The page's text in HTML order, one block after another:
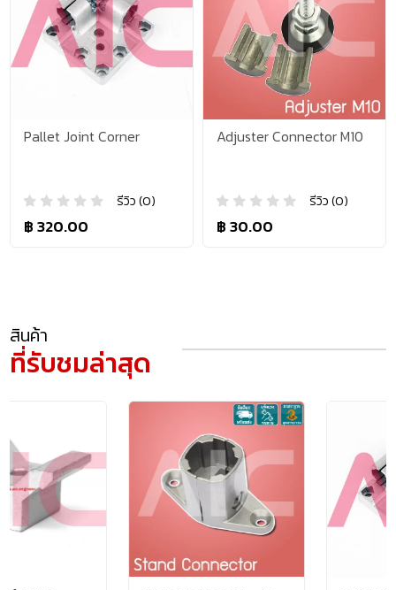
Pallet Joint Corner
รีวิว (0)
฿ 320.00
Adjuster Connector M10
รีวิว (0)
฿ 30.00
สินค้า
ที่รับชมล่าสุด